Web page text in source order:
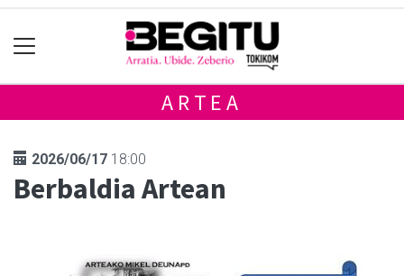
ARTEA
2026/06/17 18:00
Berbaldia Artean